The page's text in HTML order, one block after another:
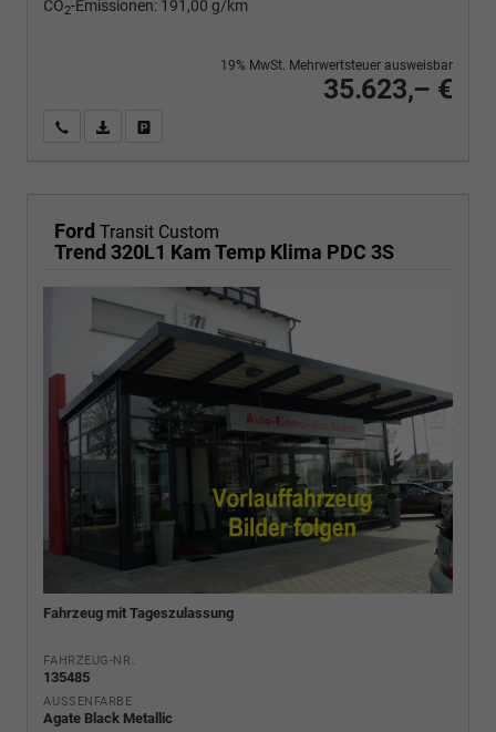
CO2-Emissionen: 191,00 g/km
35.623,– €
19% MwSt. Mehrwertsteuer ausweisbar
Wir rufen Sie anPDF-Fahrzeugexposé drucken
Ford Transit Custom
Trend 320L1 Kam Temp Klima PDC 3S
Fahrzeug mit Tageszulassung
FAHRZEUG-NR.
135485
AUSSENFARBE
Agate Black Metallic